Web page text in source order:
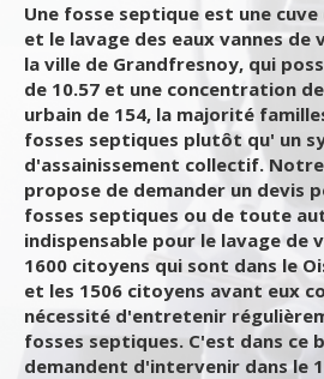
Une fosse septique est une
et le lavage des eaux vannes de
la ville de Grandfresnoy, qui
de 10.57 et une concentration
urbain de 154, la majorité
fosses septiques plutôt qu' un
d'assainissement collectif.
propose de demander un devis
fosses septiques ou de toute
indispensable pour le lavage de
1600 citoyens qui sont dans le
et les 1506 citoyens avant eux
nécessité d'entretenir
fosses septiques. C'est dans ce
demandent d'intervenir dans le